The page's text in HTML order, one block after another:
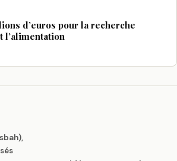
d’euros pour la recherche
l’alimentation